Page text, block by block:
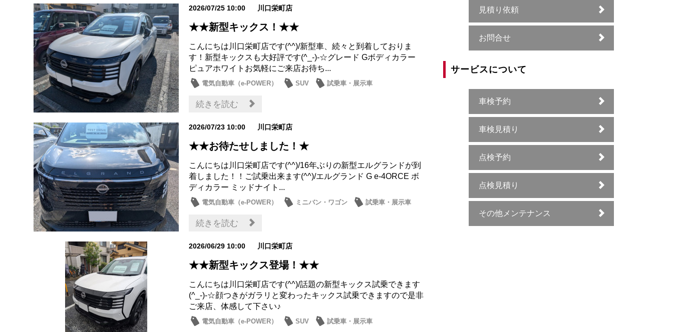
2026/07/25 10:00 川口栄町店
★★新型キックス！★★
こんにちは川口栄町店です(^^)/新型車、続々と到着しておりま
す！新型キックスも大好評です(^_-)-☆グレード Gボディカラー
ピュアホワイトお気軽にご来店お待ち...
電気自動車（e-POWER） SUV
試乗車・展示車
日産のお店
続きを読む
2026/07/23 10:00 川口栄町店
★★お待たせしました！★
こんにちは川口栄町店です(^^)/16年ぶりの新型エルグランドが到
着しました！！ご試乗出来ます(^^)/エルグランド G e-4ORCE ボ
ディカラー ミッドナイト...
電気自動車（e-POWER） ミニバン・ワゴン
試乗車・展示車
日産のお店
続きを読む
2026/06/29 10:00 川口栄町店
★★新型キックス登場！★★
こんにちは川口栄町店です(^^)/話題の新型キックス試乗できます
(^_-)-☆顔つきがガラリと変わったキックス試乗できますので是非
ご来店、体感して下さい♪
電気自動車（e-POWER） SUV
試乗車・展示車
見積り依頼
お問合せ
サービスについて
車検予約
車検見積り
点検予約
点検見積り
その他メンテナンス